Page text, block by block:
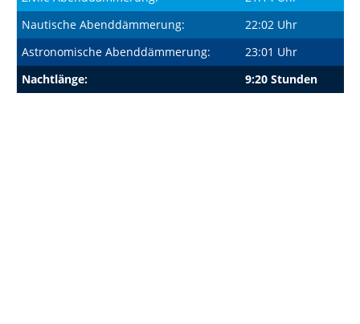
Nautische Abenddämmerung:
22:02 Uhr
Astronomische Abenddämmerung:
23:01 Uhr
Nachtlänge:
9:20 Stunden